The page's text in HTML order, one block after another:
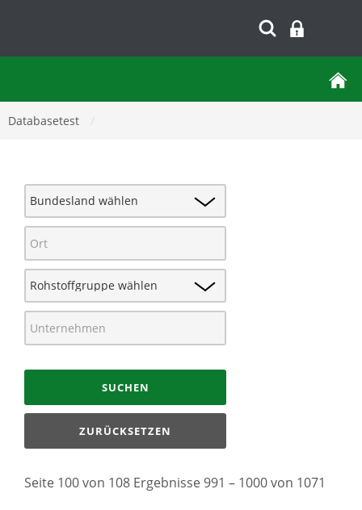
Databasetest
SUCHEN
ZURÜCKSETZEN
Seite 100 von 108 Ergebnisse 991 – 1000 von 1071